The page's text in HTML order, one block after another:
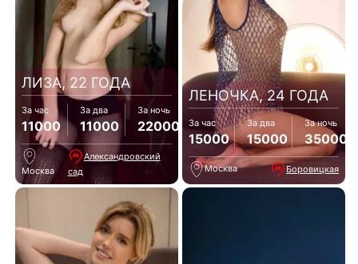
ЛИЗА, 22 ГОДА
За час
11000
За два
11000
За ночь
22000
Москва
Александровский
сад
ЛЕНОЧКА, 24 ГОДА
За час
15000
За два
15000
За ночь
35000
Москва Боровицкая